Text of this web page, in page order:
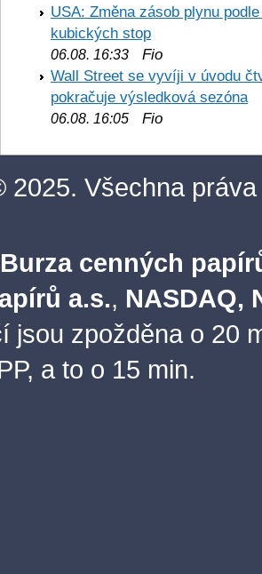
USA: Změna zásob plynu
kubických stop
06.08. 16:33 Fio
Wall Street se vyvíji v úvodu
pokračuje výsledková sezóna
06.08. 16:05 Fio
2025. Všechna práva
Burza cenných
a.s., NASDAQ,
jsou zpožděna o 20
a to o 15 min.